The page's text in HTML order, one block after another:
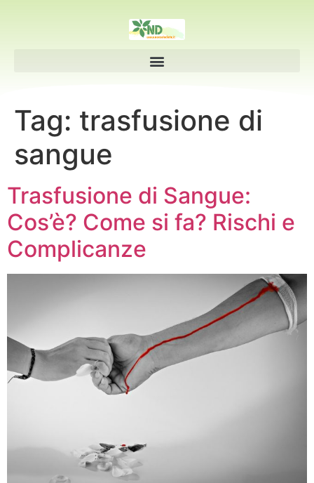
Tag: trasfusione di
sangue
Trasfusione di Sangue:
Cos’è? Come si fa? Rischi e
Complicanze